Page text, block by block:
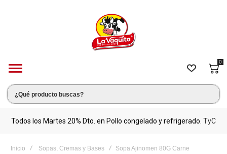
0
Todos los Martes 20% Dto. en Pollo congelado y refrigerado. TyC
Inicio Sopas, Cremas y Bases Sopa Ajinomen 80G Carne